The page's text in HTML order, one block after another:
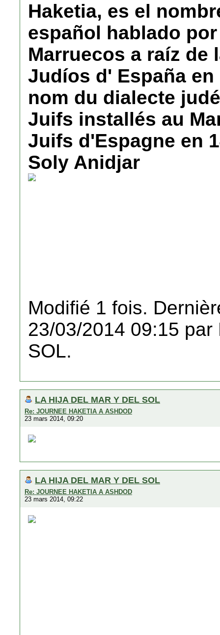
Haketia, es el
español hablado
Marruecos a raíz de
Judíos d' España en
nom du dialecte
Juifs installés au
Juifs d'Espagne en
Soly Anidjar
Modifié 1 fois.
23/03/2014 09:15 par
SOL.
LA HIJA DEL MAR Y DEL SOL
Re: JOURNEE HAKETIA A ASHDOD
23 mars 2014, 09:20
LA HIJA DEL MAR Y DEL SOL
Re: JOURNEE HAKETIA A ASHDOD
23 mars 2014, 09:22